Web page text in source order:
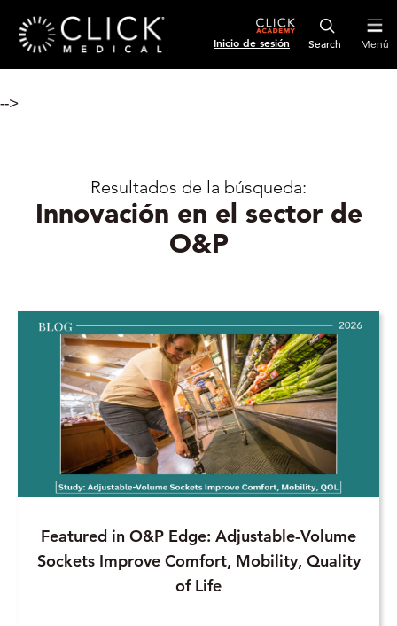
Inicio de sesión Menú
-->
Resultados de la búsqueda:
Innovación en el sector de
O&P
Featured in O&P Edge: Adjustable-Volume
Sockets Improve Comfort, Mobility, Quality
of Life